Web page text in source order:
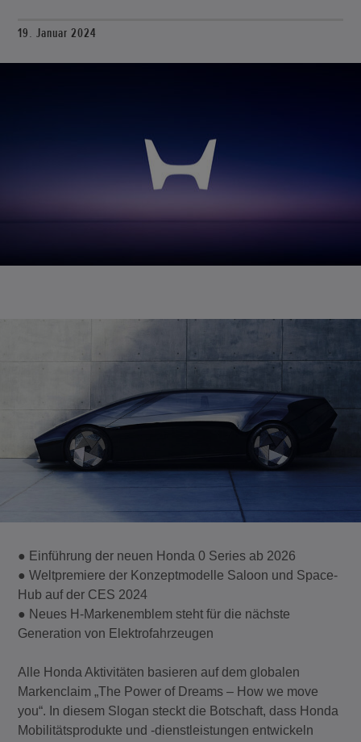
19. Januar 2024
● Einführung der neuen Honda 0 Series ab 2026
● Weltpremiere der Konzeptmodelle Saloon und Space-
Hub auf der CES 2024
● Neues H-Markenemblem steht für die nächste
Generation von Elektrofahrzeugen
Alle Honda Aktivitäten basieren auf dem globalen
Markenclaim „The Power of Dreams – How we move
you“. In diesem Slogan steckt die Botschaft, dass Honda
Mobilitätsprodukte und -dienstleistungen entwickeln